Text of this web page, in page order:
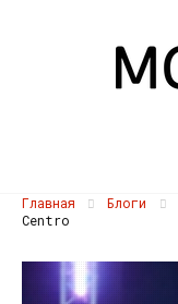
Главная Блоги
Centro